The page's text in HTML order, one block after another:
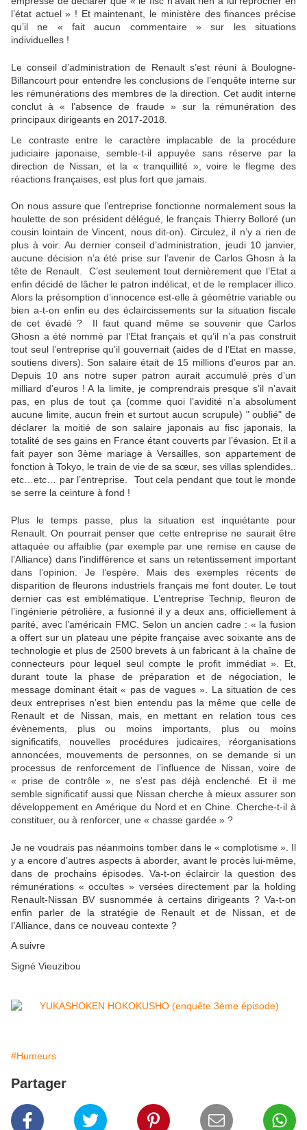
l’état actuel » ! Et maintenant, le ministère des finances précise
qu’il ne « fait aucun commentaire » sur les situations
individuelles !
Le conseil d’administration de Renault s’est réuni à Boulogne-
Billancourt pour entendre les conclusions de l’enquête interne sur
les rémunérations des membres de la direction. Cet audit interne
conclut à « l’absence de fraude » sur la rémunération des
principaux dirigeants en 2017-2018.
Le contraste entre le caractère implacable de la procédure
judiciaire japonaise, semble-t-il appuyée sans réserve par la
direction de Nissan, et la « tranquillité », voire le flegme des
réactions françaises, est plus fort que jamais.
On nous assure que l’entreprise fonctionne normalement sous la
houlette de son président délégué, le français Thierry Bolloré (un
cousin lointain de Vincent, nous dit-on). Circulez, il n’y a rien de
plus à voir. Au dernier conseil d’administration, jeudi 10 janvier,
aucune décision n’a été prise sur l’avenir de Carlos Ghosn à la
tête de Renault. C’est seulement tout dernièrement que l’Etat a
enfin décidé de lâcher le patron indélicat, et de le remplacer illico.
Alors la présomption d’innocence est-elle à géométrie variable ou
bien a-t-on enfin eu des éclaircissements sur la situation fiscale
de cet évadé ? Il faut quand même se souvenir que Carlos
Ghosn a été nommé par l’Etat français et qu’il n’a pas construit
tout seul l’entreprise qu’il gouvernait (aides de d l’Etat en masse,
soutiens divers). Son salaire était de 15 millions d’euros par an.
Depuis 10 ans notre super patron aurait accumulé près d’un
milliard d’euros ! A la limite, je comprendrais presque s’il n’avait
pas, en plus de tout ça (comme quoi l’avidité n’a absolument
aucune limite, aucun frein et surtout aucun scrupule) " oublié" de
déclarer la moitié de son salaire japonais au fisc japonais, la
totalité de ses gains en France étant couverts par l’évasion. Et il a
fait payer son 3ème mariage à Versailles, son appartement de
fonction à Tokyo, le train de vie de sa sœur, ses villas splendides..
etc…etc… par l’entreprise. Tout cela pendant que tout le monde
se serre la ceinture à fond !
Plus le temps passe, plus la situation est inquiétante pour
Renault. On pourrait penser que cette entreprise ne saurait être
attaquée ou affaiblie (par exemple par une remise en cause de
l’Alliance) dans l’indifférence et sans un retentissement important
dans l’opinion. Je l’espère. Mais des exemples récents de
disparition de fleurons industriels français me font douter. Le tout
dernier cas est emblématique. L’entreprise Technip, fleuron de
l’ingénierie pétrolière, a fusionné il y a deux ans, officiellement à
parité, avec l’américain FMC. Selon un ancien cadre : « la fusion
a offert sur un plateau une pépite française avec soixante ans de
technologie et plus de 2500 brevets à un fabricant à la chaîne de
connecteurs pour lequel seul compte le profit immédiat ». Et,
durant toute la phase de préparation et de négociation, le
message dominant était « pas de vagues ». La situation de ces
deux entreprises n’est bien entendu pas la même que celle de
Renault et de Nissan, mais, en mettant en relation tous ces
évènements, plus ou moins importants, plus ou moins
significatifs, nouvelles procédures judicaires, réorganisations
annoncées, mouvements de personnes, on se demande si un
processus de renforcement de l’influence de Nissan, voire de
« prise de contrôle », ne s’est pas déjà enclenché. Et il me
semble significatif aussi que Nissan cherche à mieux assurer son
développement en Amérique du Nord et en Chine. Cherche-t-il à
constituer, ou à renforcer, une « chasse gardée » ?
Je ne voudrais pas néanmoins tomber dans le « complotisme ». Il
y a encore d’autres aspects à aborder, avant le procès lui-même,
dans de prochains épisodes. Va-t-on éclaircir la question des
rémunérations « occultes » versées directement par la holding
Renault-Nissan BV susnommée à certains dirigeants ? Va-t-on
enfin parler de la stratégie de Renault et de Nissan, et de
l’Alliance, dans ce nouveau contexte ?
A suivre
Signé Vieuzibou
#Humeurs
Partager